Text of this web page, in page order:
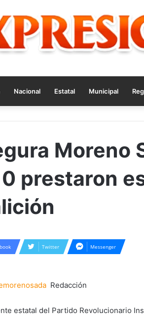
Nacional Estatal Municipal
Moreno
prestaron
Twitter Messenger
Redacción
estatal del Partido Revolucionario